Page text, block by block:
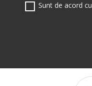
Sunt de acord cu